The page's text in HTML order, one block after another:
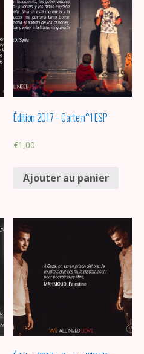
Édition 2017 – Carte n°1 ESP
€1,00
Ajouter au panier